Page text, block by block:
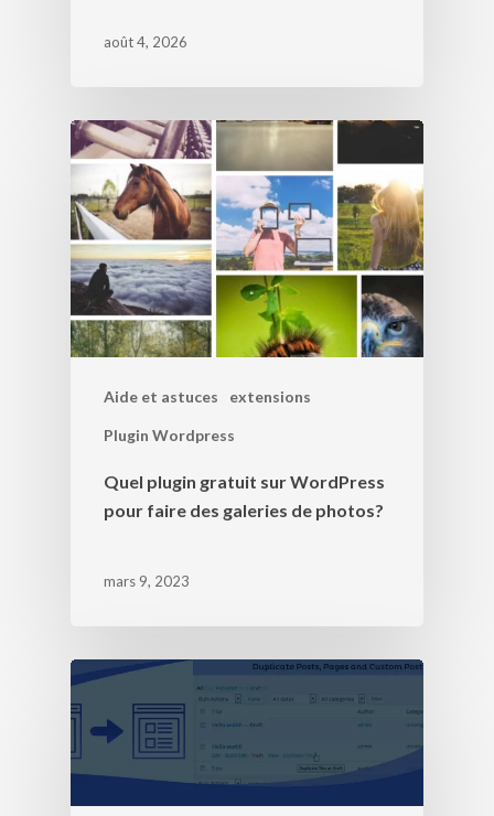
août 4, 2026
Aide et astuces extensions
Plugin Wordpress
Quel plugin gratuit sur WordPress
pour faire des galeries de photos?
mars 9, 2023